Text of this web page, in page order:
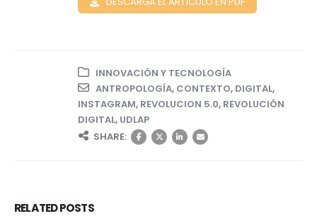
INNOVACIÓN Y TECNOLOGÍA
ANTROPOLOGÍA, CONTEXTO, DIGITAL,
INSTAGRAM, REVOLUCION 5.0, REVOLUCIÓN
DIGITAL, UDLAP
SHARE:
RELATEDPOSTS